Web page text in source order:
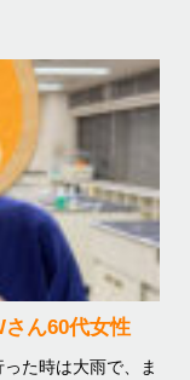
ん60代女性
た時は大雨で、ま